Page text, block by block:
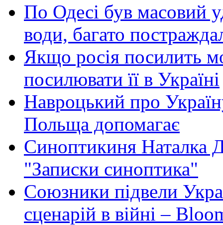
По Одесі був масовий
води, багато
Якщо росія посилить
посилювати її в Україні
Навроцький про
Польща допомагає
Синоптикиня Наталка
"Записки синоптика"
Союзники підвели
сценарій в війні –